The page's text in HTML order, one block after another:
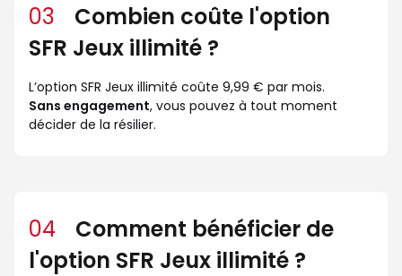
03
Combien coûte l'option
SFR Jeux illimité ?
L’option SFR Jeux illimité coûte 9,99 € par mois.
Sans engagement, vous pouvez à tout moment
décider de la résilier.
04
Comment bénéficier de
l'option SFR Jeux illimité ?